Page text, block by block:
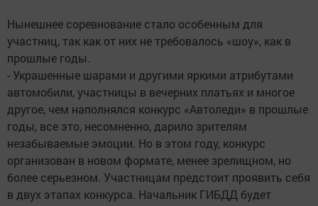
Нынешнее соревнование стало особенным для
участниц, так как от них не требовалось «шоу», как в
прошлые годы.
- Украшенные шарами и другими яркими атрибутами
автомобили, участницы в вечерних платьях и многое
другое, чем наполнялся конкурс «Автоледи» в прошлые
годы, все это, несомненно, дарило зрителям
незабываемые эмоции. Но в этом году, конкурс
организован в новом формате, менее зрелищном, но
более серьезном. Участницам предстоит проявить себя
в двух этапах конкурса. Начальник ГИБДД будет